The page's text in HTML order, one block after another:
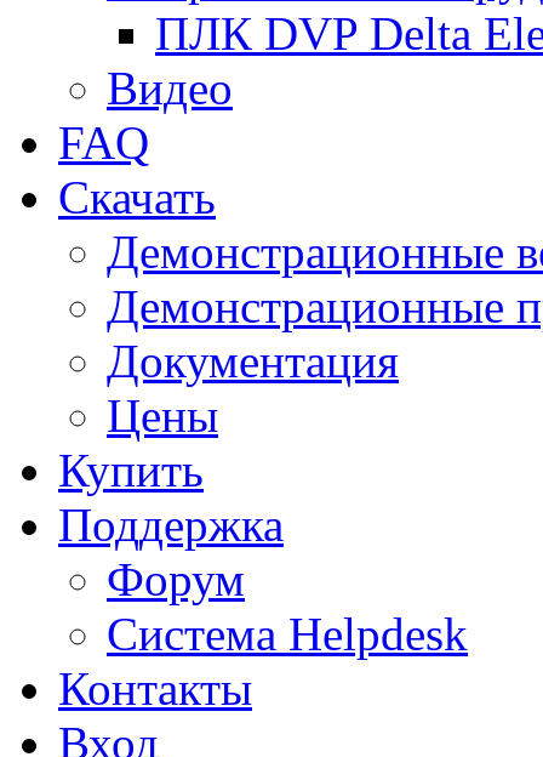
ПЛК DVP Delta
Видео
FAQ
Скачать
Демонстрационные
Демонстрационные
Документация
Цены
Купить
Поддержка
Форум
Система Helpdesk
Контакты
Вход